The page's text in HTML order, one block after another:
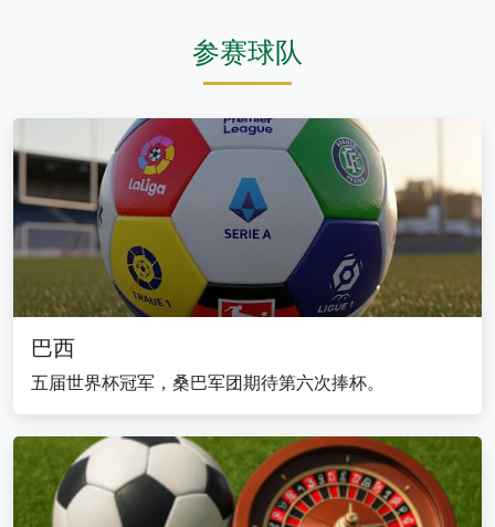
参赛球队
巴西
五届世界杯冠军，桑巴军团期待第六次捧杯。